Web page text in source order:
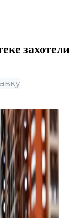
захотели